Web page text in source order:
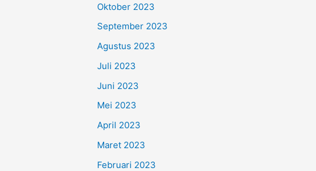
Oktober 2023
September 2023
Agustus 2023
Juli 2023
Juni 2023
Mei 2023
April 2023
Maret 2023
Februari 2023